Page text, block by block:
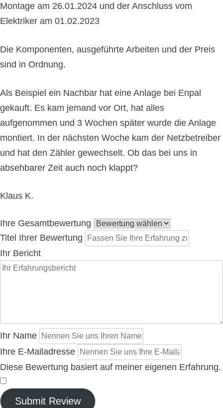
Montage am 26.01.2024 und der Anschluss vom
Elektriker am 01.02.2023
Die Komponenten, ausgeführte Arbeiten und der Preis
sind in Ordnung.
Als Beispiel ein Nachbar hat eine Anlage bei Enpal
gekauft. Es kam jemand vor Ort, hat alles
aufgenommen und 3 Wochen später wurde die Anlage
montiert. In der nächsten Woche kam der Netzbetreiber
und hat den Zähler gewechselt. Ob das bei uns in
absehbarer Zeit auch noch klappt?
Klaus K.
Ihre Gesamtbewertung
Titel Ihrer Bewertung
Ihr Bericht
Ihr Name
Ihre E-Mailadresse
Diese Bewertung basiert auf meiner eigenen Erfahrung.
Submit Review